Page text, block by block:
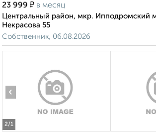
23 999 ₽ в месяц
Центральный район, мкр. Ипподромский
Некрасова 55
Собственник, 06.08.2026
2/1
‹